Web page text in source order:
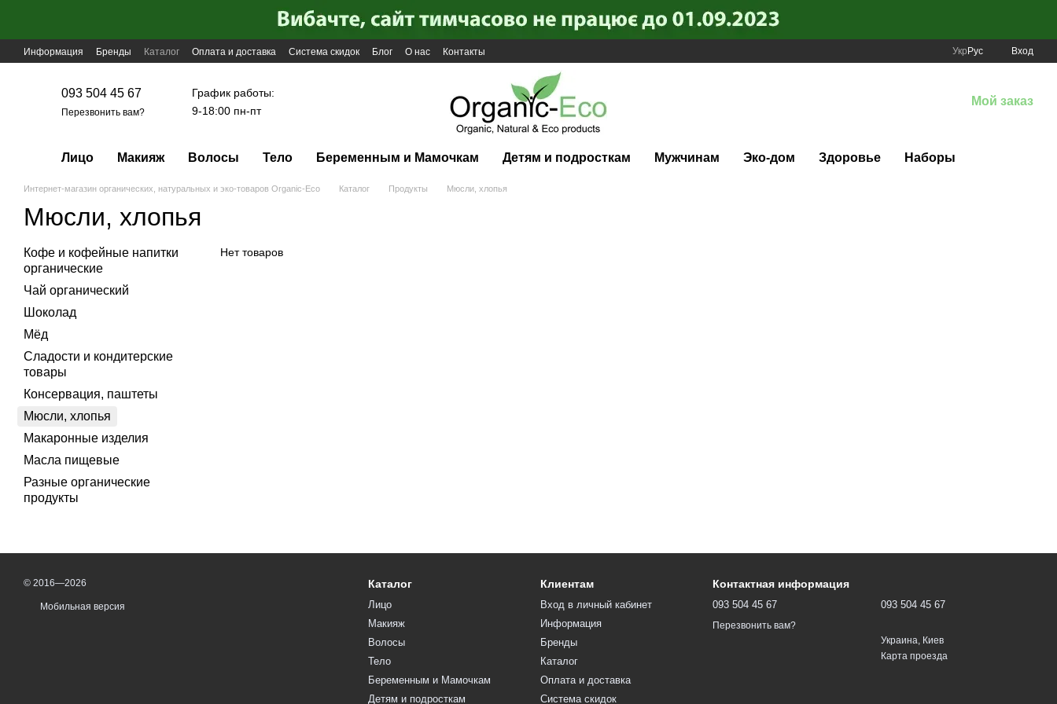
Информация Бренды Каталог Оплата и доставка Система скидок Блог О нас Контакты Укр Рус Вход
093 504 45 67
Перезвонить вам?
График работы:
9-18:00 пн-пт
Мой заказ
Лицо Макияж Волосы Тело Беременным и Мамочкам Детям и подросткам Мужчинам Эко-дом Здоровье Наборы
Интернет-магазин органических, натуральных и эко-товаров Organic-Eco Каталог Продукты Мюсли, хлопья
Мюсли, хлопья
Нет товаров
Кофе и кофейные напитки
органические
Чай органический
Шоколад
Мёд
Сладости и кондитерские
товары
Консервация, паштеты
Мюсли, хлопья
Макаронные изделия
Масла пищевые
Разные органические
продукты
© 2016—2026
Мобильная версия
Каталог
Лицо
Макияж
Волосы
Тело
Беременным и Мамочкам
Детям и подросткам
Клиентам
Вход в личный кабинет
Информация
Бренды
Каталог
Оплата и доставка
Система скидок
Контактная информация
093 504 45 67
Перезвонить вам?
093 504 45 67
Украина, Киев
Карта проезда